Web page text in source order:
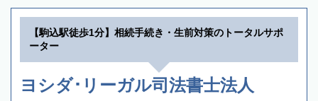
【駒込駅徒歩1分】相続手続き・生前対策のトータルサポ
ーター
ヨシダ･リーガル司法書士法人